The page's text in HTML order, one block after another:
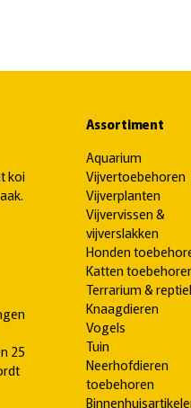
koi
25
Assortiment
Aquarium
Vijvertoebehoren
Vijverplanten
Vijvervissen &
vijverslakken
Honden
Katten
Terrarium &
Knaagdieren
Vogels
Tuin
Neerhofdieren
toebehoren